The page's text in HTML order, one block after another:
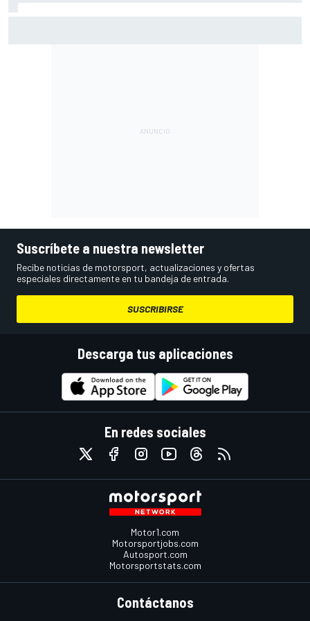
Suscríbete a nuestra newsletter
Recibe noticias de motorsport, actualizaciones y ofertas
especiales directamente en tu bandeja de entrada.
SUSCRIBIRSE
Descarga tus aplicaciones
En redes sociales
Motor1.com
Motorsportjobs.com
Autosport.com
Motorsportstats.com
Contáctanos